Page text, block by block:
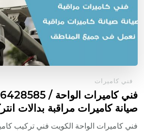
فني كاميرات
صيانة كاميرات مراقبة بدالات
فني كاميرات الواحة الكويت فني تركيب